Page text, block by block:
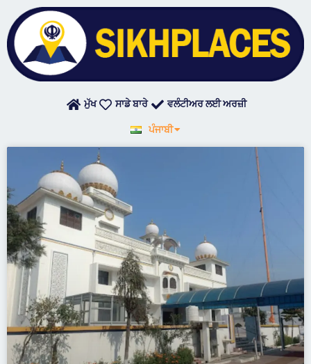
content
ਮੁੱਖ ਸਾਡੇ ਬਾਰੇ ਵਲੰਟੀਅਰ ਲਈ ਅਰਜ਼ੀ
ਪੰਜਾਬੀ
English
हिन्दी